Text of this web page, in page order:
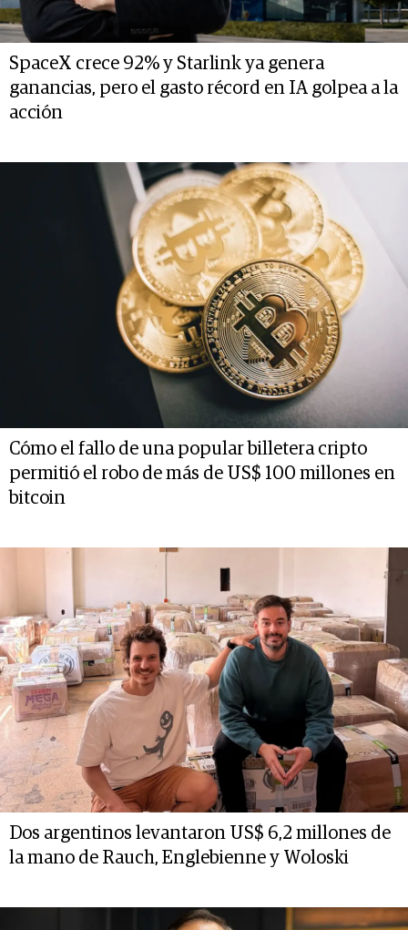
SpaceX crece 92% y Starlink ya genera
ganancias, pero el gasto récord en IA golpea a la
acción
Cómo el fallo de una popular billetera cripto
permitió el robo de más de US$ 100 millones en
bitcoin
Dos argentinos levantaron US$ 6,2 millones de
la mano de Rauch, Englebienne y Woloski